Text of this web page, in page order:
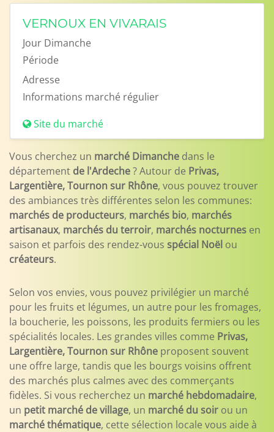
VERNOUX EN VIVARAIS
Jour Dimanche
Période
Adresse
Informations marché régulier
Site du marché
Vous cherchez un marché Dimanche dans le
département de l'Ardeche? Autour de Privas,
Largentière, Tournon sur Rhône, vous pouvez trouver
des ambiances très différentes selon les communes:
marchés de producteurs, marchés bio, marchés
artisanaux, marchés du terroir, marchés nocturnes en
saison et parfois des rendez-vous spécial Noël ou
créateurs.
Selon vos envies, vous pouvez privilégier un marché
pour les fruits et légumes, un autre pour les fromages,
la boucherie, les poissons, les produits fermiers ou les
spécialités locales. Les grandes villes comme Privas,
Largentière, Tournon sur Rhône proposent souvent
une offre large, tandis que les bourgs voisins offrent
des marchés plus calmes avec des commerçants
fidèles. Si vous recherchez un marché hebdomadaire,
un petit marché de village, un marché du soir ou un
marché thématique, cette sélection locale vous aide à